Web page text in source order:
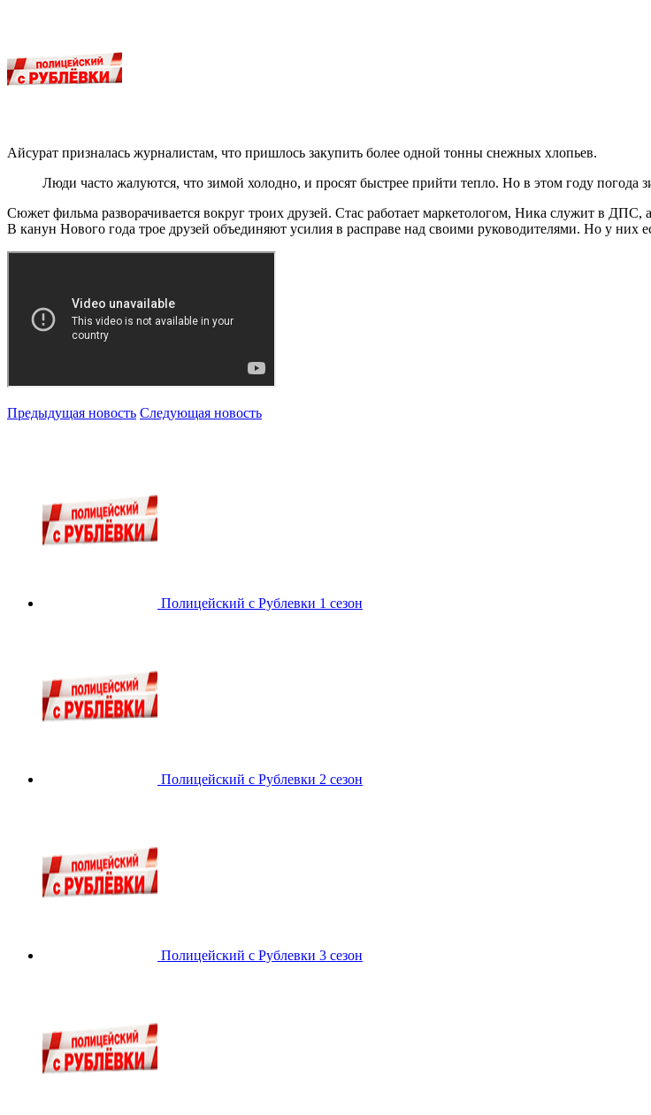
Айсурат призналась журналистам, что пришлось закупить более одной тонны снежных хлопьев.
Люди часто жалуются, что зимой холодно, и просят быстрее прийти тепло. Но в этом году погода
Сюжет фильма разворачивается вокруг троих друзей. Стас работает маркетологом, Ника служит в
В канун Нового года трое друзей объединяют усилия в расправе над своими руководителями. Но у них
Предыдущая новость Следующая новость
Полицейский с Рублевки 1 сезон
Полицейский с Рублевки 2 сезон
Полицейский с Рублевки 3 сезон